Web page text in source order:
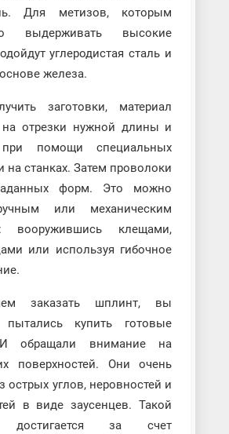
Для метизов, которым
выдерживать высокие
углеродистая сталь и
железа.
заготовки, материал
на отрезки нужной длины и
помощи специальных
на станках. Затем проволоки
форм. Это можно
или механическим
вооружившись клещами,
или используя гибочное
заказать шплинт, вы
пытались купить готовые
обращали внимание на
поверхностей. Они очень
острых углов, неровностей и
в виде заусенцев. Такой
достигается за счет